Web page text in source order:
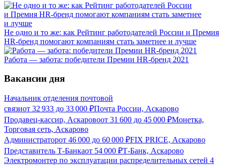
Не одно и то же: как Рейтинг работодателей России и Премия
HR-бренд помогают компаниям стать заметнее и лучше
Работа — забота: победители Премии HR-бренд 2021
Вакансии дня
Начальник отделения почтовой
связиот 32 933 до 33 000 ₽Почта России, Аскарово
Продавец-кассир, Аскаровоот 31 600 до 45 000 ₽Монетка,
Торговая сеть, Аскарово
Администраторот 46 000 до 60 000 ₽FIX PRICE, Аскарово
Представитель Т-Банкаот 54 000 ₽Т-Банк, Аскарово
Электромонтер по эксплуатации распределительных сетей 4